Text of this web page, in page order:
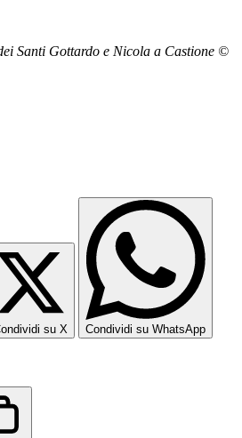
Santi Gottardo e Nicola a Castione ©
su X Condividi su WhatsApp